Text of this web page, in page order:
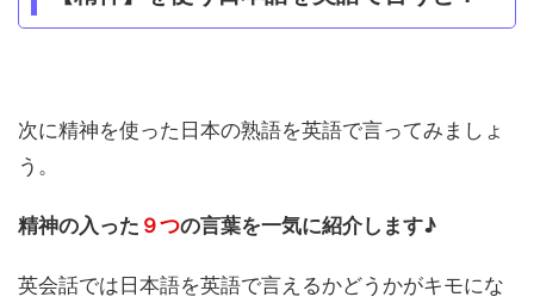
次に精神を使った日本の熟語を英語で言ってみましょ
う。
精神の入った ９つの言葉を一気に紹介します♪
英会話では日本語を英語で言えるかどうかがキモにな